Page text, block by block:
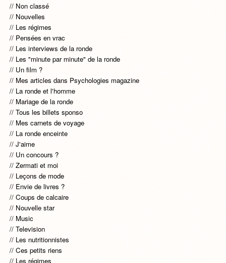
Non classé
Nouvelles
Les régimes
Pensées en vrac
Les interviews de la ronde
Les "minute par minute" de la ronde
Un film ?
Mes articles dans Psychologies magazine
La ronde et l'homme
Mariage de la ronde
Tous les billets sponso
Mes carnets de voyage
La ronde enceinte
J'aime
Un concours ?
Zermati et moi
Leçons de mode
Envie de livres ?
Coups de calcaire
Nouvelle star
Music
Television
Les nutritionnistes
Ces petits riens
Les régimes